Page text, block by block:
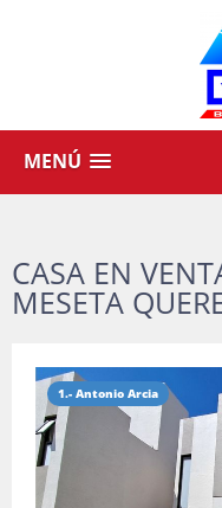
MENÚ
CASA EN
MESETA
1.- Antonio Arcia